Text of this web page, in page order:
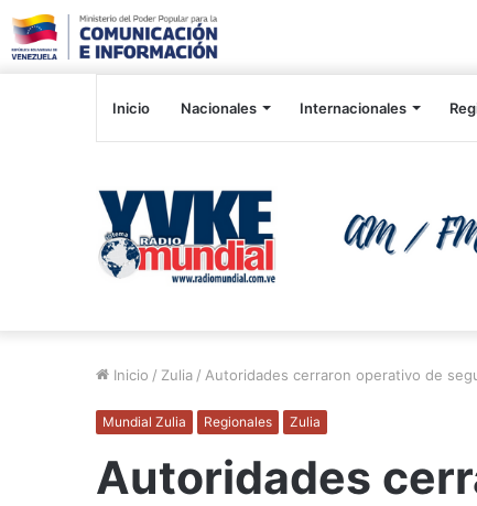
Inicio Nacionales Internacionales
Inicio / Zulia / Autoridades cerraron operativo de
Mundial Zulia Regionales Zulia
Autoridades